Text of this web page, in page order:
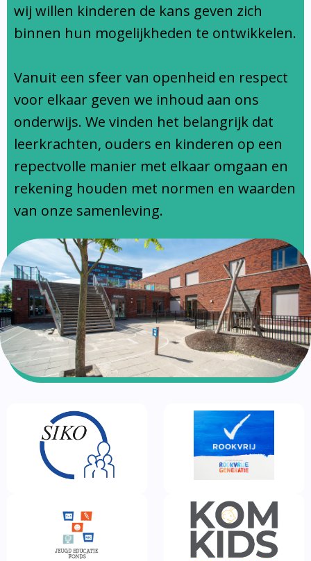
Ondersteuningsprofiel
wij willen kinderen de kans geven zich
binnen hun mogelijkheden te ontwikkelen.
Vanuit een sfeer van openheid en respect
voor elkaar geven we inhoud aan ons
onderwijs. We vinden het belangrijk dat
leerkrachten, ouders en kinderen op een
repectvolle manier met elkaar omgaan en
rekening houden met normen en waarden
van onze samenleving.